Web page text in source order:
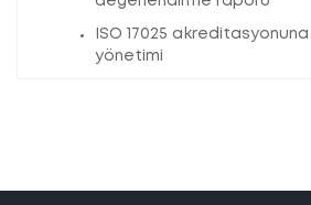
ISO 17025
yönetimi